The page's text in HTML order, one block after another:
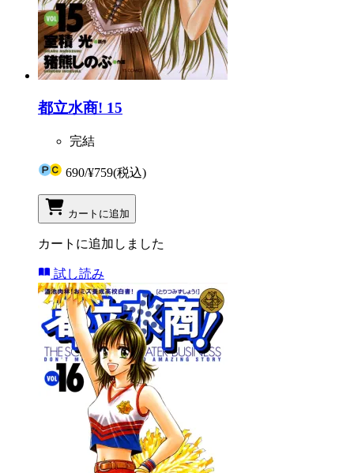
都立水商! 15
完結
690/¥759(税込)
カートに追加
カートに追加しました
試し読み